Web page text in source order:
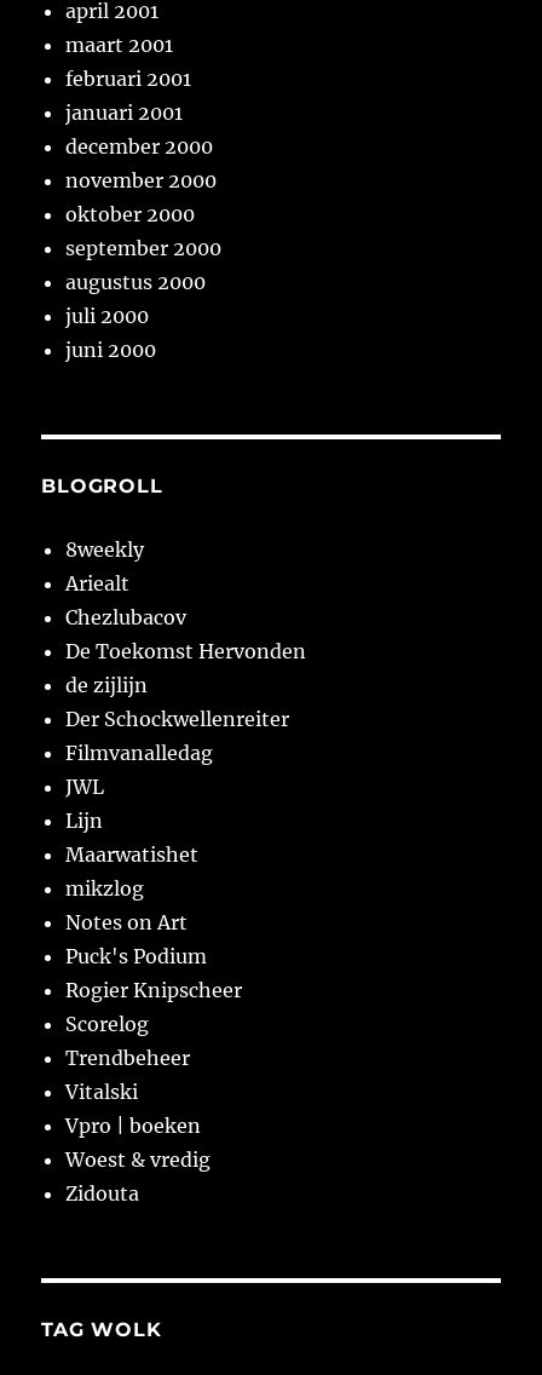
april 2001
maart 2001
februari 2001
januari 2001
december 2000
november 2000
oktober 2000
september 2000
augustus 2000
juli 2000
juni 2000
BLOGROLL
8weekly
Ariealt
Chezlubacov
De Toekomst Hervonden
de zijlijn
Der Schockwellenreiter
Filmvanalledag
JWL
Lijn
Maarwatishet
mikzlog
Notes on Art
Puck's Podium
Rogier Knipscheer
Scorelog
Trendbeheer
Vitalski
Vpro | boeken
Woest & vredig
Zidouta
TAG WOLK